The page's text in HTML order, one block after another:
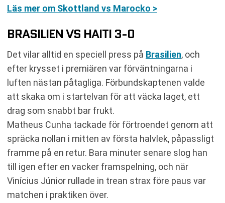
Läs mer om Skottland vs Marocko >
BRASILIEN VS HAITI 3-0
Det vilar alltid en speciell press på Brasilien, och
efter krysset i premiären var förväntningarna i
luften nästan påtagliga. Förbundskaptenen valde
att skaka om i startelvan för att väcka laget, ett
drag som snabbt bar frukt.
Matheus Cunha tackade för förtroendet genom att
spräcka nollan i mitten av första halvlek, påpassligt
framme på en retur. Bara minuter senare slog han
till igen efter en vacker framspelning, och när
Vinícius Júnior rullade in trean strax före paus var
matchen i praktiken över.